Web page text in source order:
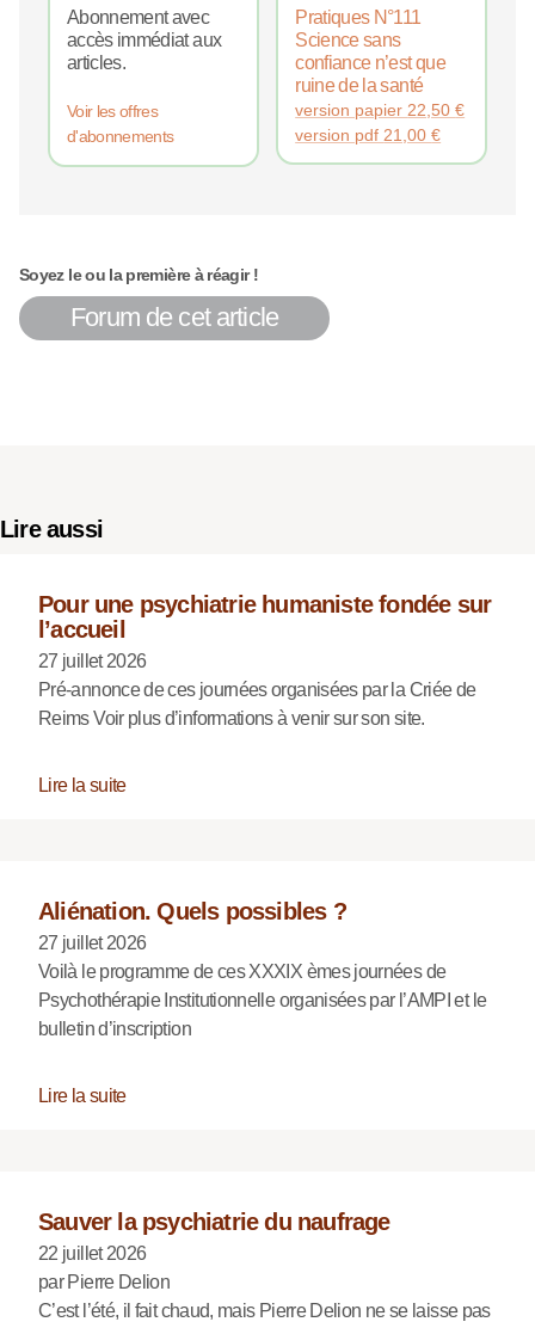
Abonnement avec
accès immédiat aux
articles.
Voir les offres
d'abonnements
Pratiques N°111
Science sans
confiance n’est que
ruine de la santé
version papier 22,50€
version pdf 21,00€
Soyez le ou la première à réagir !
Forum de cet article
Lire aussi
Pour une psychiatrie humaniste fondée sur
l’accueil
27 juillet 2026
Pré-annonce de ces journées organisées par la Criée de
Reims Voir plus d’informations à venir sur son site.
Lire la suite
Aliénation. Quels possibles ?
27 juillet 2026
Voilà le programme de ces XXXIX èmes journées de
Psychothérapie Institutionnelle organisées par l’AMPI et le
bulletin d’inscription
Lire la suite
Sauver la psychiatrie du naufrage
22 juillet 2026
par Pierre Delion
C’est l’été, il fait chaud, mais Pierre Delion ne se laisse pas